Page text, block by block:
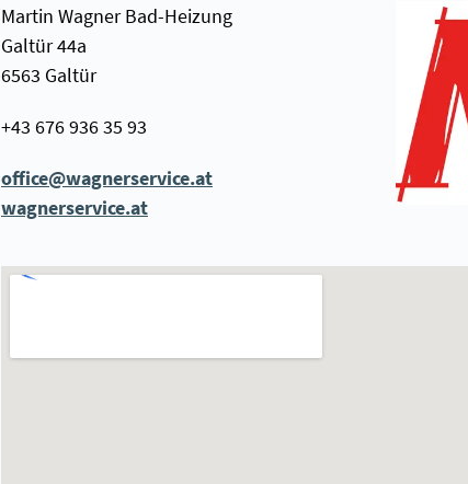
Martin Wagner Bad-Heizung
Galtür 44a
6563 Galtür
+43 676 936 35 93
office@wagnerservice.at
wagnerservice.at